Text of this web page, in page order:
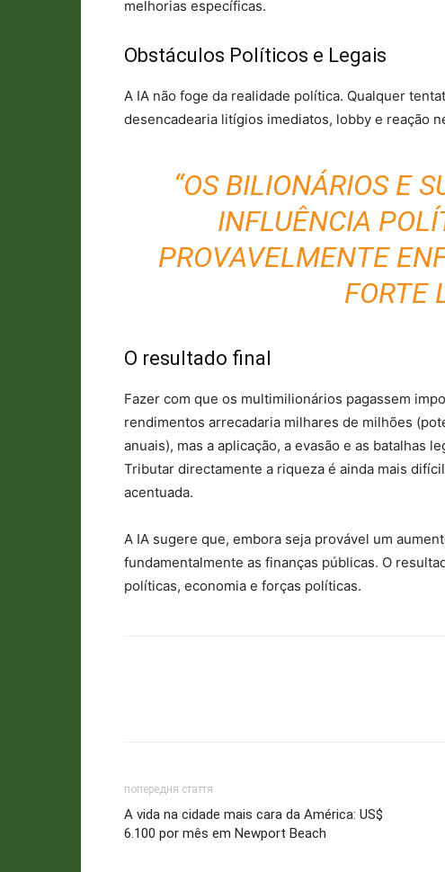
melhorias específicas.
Obstáculos Políticos e Legais
A IA não foge da realidade política. Qualquer
desencadearia litígios imediatos, lobby e reação
“OS BILIONÁRIOS E
INFLUÊNCIA
PROVAVELMENTE
FORTE
O resultado final
Fazer com que os multimilionários pagassem
rendimentos arrecadaria milhares de milhões
anuais), mas a aplicação, a evasão e as batalhas
Tributar directamente a riqueza é ainda mais
acentuada.
A IA sugere que, embora seja provável um
fundamentalmente as finanças públicas. O
políticas, economia e forças políticas.
попередня стаття
A vida na cidade mais cara da América: US$
6.100 por mês em Newport Beach